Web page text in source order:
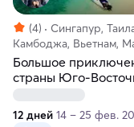
(4)
Сингапур,
Камбоджа, Вьетнам,
Большое
страны Юго-
12 дней 14 – 25 фев.